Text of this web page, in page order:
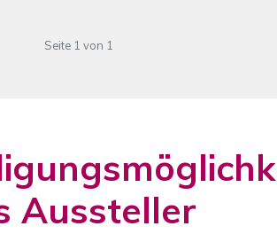
Seite 1 von 1
Aussteller